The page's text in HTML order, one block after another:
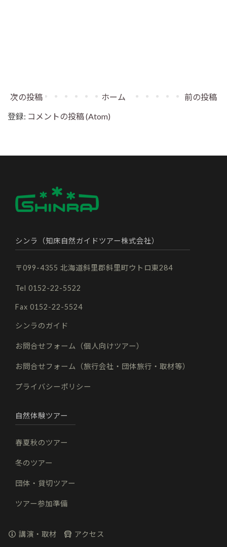
次の投稿 前の投稿
ホーム
登録: コメントの投稿 (Atom)
シンラ（知床自然ガイドツアー株式会社）
〒099-4355 北海道斜里郡斜里町ウトロ東284
Tel 0152-22-5522
Fax 0152-22-5524
シンラのガイド
お問合せフォーム（個人向けツアー）
お問合せフォーム（旅行会社・団体旅行・取材等）
プライバシーポリシー
自然体験ツアー
春夏秋のツアー
冬のツアー
団体・貸切ツアー
ツアー参加準備
講演・取材 アクセス